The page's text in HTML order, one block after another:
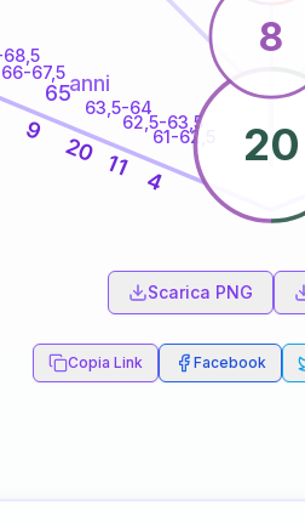
anni
61-62,5
62,5-63,5
63,5-64
66-67,5
68,5
4
11
20
9 20
8
65anni
Scarica PNG
Copia Link Facebook